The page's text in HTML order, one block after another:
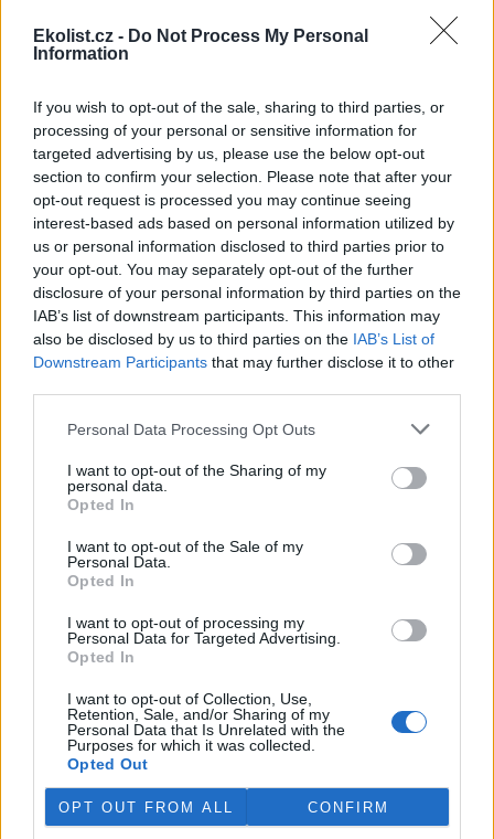
Ekolist.cz - Do Not Process My Personal
Information
If you wish to opt-out of the sale, sharing to third parties, or
processing of your personal or sensitive information for
targeted advertising by us, please use the below opt-out
section to confirm your selection. Please note that after your
opt-out request is processed you may continue seeing
interest-based ads based on personal information utilized by
us or personal information disclosed to third parties prior to
your opt-out. You may separately opt-out of the further
disclosure of your personal information by third parties on the
IAB’s list of downstream participants. This information may
also be disclosed by us to third parties on the IAB’s List of
Downstream Participants that may further disclose it to other
Personal Data Processing Opt Outs
I want to opt-out of the Sharing of my
personal data.
Opted In
I want to opt-out of the Sale of my
Personal Data.
Opted In
I want to opt-out of processing my
Personal Data for Targeted Advertising.
Opted In
I want to opt-out of Collection, Use,
Retention, Sale, and/or Sharing of my
Personal Data that Is Unrelated with the
Purposes for which it was collected.
Opted Out
OPT OUT FROM ALL CONFIRM
kontrolovat povolené odběry. Výzva k šetření vodou platí pro
všechny obce spadající pod Jihlavu jako obec s rozšířenou
Celníci odhalili gang překupníků papoušků, zajistili
stovku ptáků
5.8.2026 20:13 (ČTK)
Celníci odhalili gang
překupníků chráněných druhů
papoušků působící v několika
krajích a zajistili asi stovku
ptáků. S odchytem a
zajištěním zvířat celníkům pomohly zoo v Praze, Zlíně a Ostravě. V
ostravské zahradě také papoušci nalezli dočasné útočiště. V
tiskové zprávě nawebucelníků to oznámila mluvčí Celní správy ČR
Martina Kaňková. Případem se zabývá policie.
Island vyhostí aktivisty bojující proti lovu velryb,
pronásledovali velrybáře
5.8.2026 19:54 ( ČTK)
Islandské úřady nařídily
poté, co minulý týden
pobřežní stráž s policií zabavily
jejich loď, která pronásledovala velrybářské plavidlo. Pasažéři lodi
Watsona jsou od té doby zadržováni v Reykjavíku. Sám Watson na
palubě nebyl. Píše o tom agentura AFP s odvoláním na islandskou
policii.
Záchranná stanice v Praze přijímá kvůli vedrům více
volně žijících zvířat
5.8.2026 17:40 | PRAHA (
Kvůli vysokým letním
teplotám pracovníci pražské
záchranné stanice pro volně